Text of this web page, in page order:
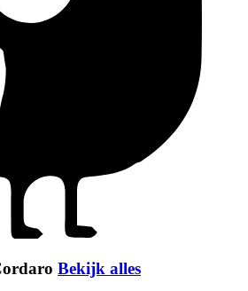
Bekijk alles